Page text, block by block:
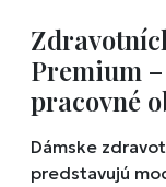
Premium
pracovné
Dámske
predstavujú